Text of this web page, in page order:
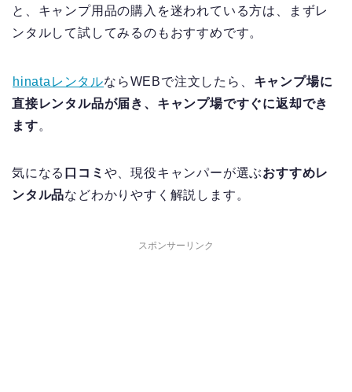
と、キャンプ用品の購入を迷われている方は、まずレ
ンタルして試してみるのもおすすめです。
hinataレンタルならWEBで注文したら、 キャンプ場に
直接レンタル品が届き、キャンプ場ですぐに返却でき
ます。
気になる 口コミ や、現役キャンパーが選ぶおすすめレ
ンタル品などわかりやすく解説します。
スポンサーリンク